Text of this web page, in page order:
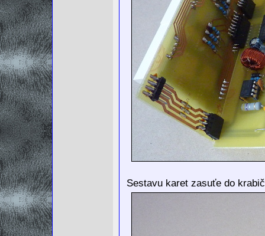
Sestavu karet zasuťe do